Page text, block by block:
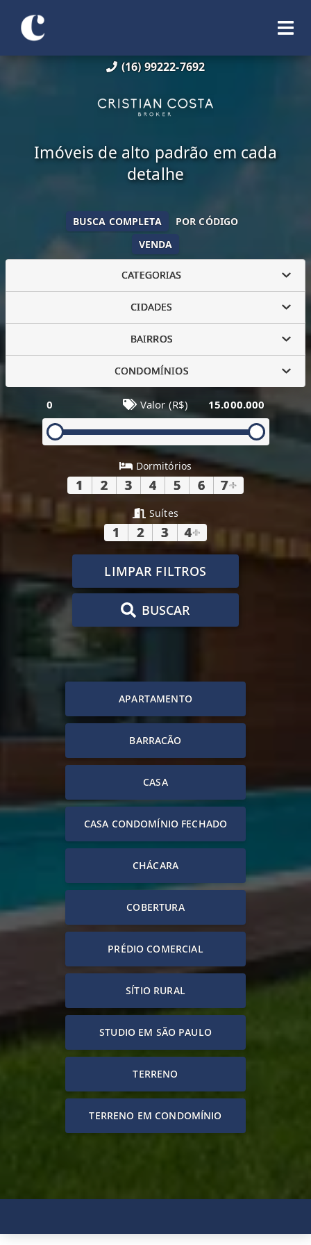
(16) 99222-7692
Imóveis de alto padrão em cada
detalhe
VENDA
BUSCA COMPLETA POR CÓDIGO
CATEGORIAS
CIDADES
BAIRROS
CONDOMÍNIOS
0 Valor (R$) 15.000.000
Dormitórios
1 2 3 4 5 6 7+
Suítes
1 2 3 4+
LIMPAR FILTROS
BUSCAR
APARTAMENTO
BARRACÃO
CASA
CASA CONDOMÍNIO FECHADO
CHÁCARA
COBERTURA
PRÉDIO COMERCIAL
SÍTIO RURAL
STUDIO EM SÃO PAULO
TERRENO
TERRENO EM CONDOMÍNIO